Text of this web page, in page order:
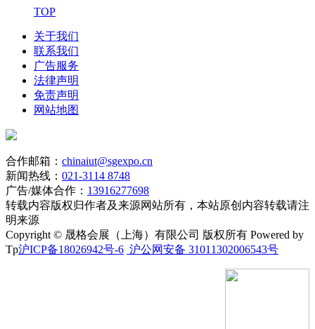
TOP
关于我们
联系我们
广告服务
法律声明
免责声明
网站地图
合作邮箱： chinaiut@sgexpo.cn
新闻热线： 021-3114 8748
广告/媒体合作： 13916277698
转载内容版权归作者及来源网站所有，本站原创内容转载请注
明来源
Copyright © 晟格会展（上海）有限公司 版权所有 Powered by
Tp沪ICP备18026942号-6 沪公网安备 31011302006543号